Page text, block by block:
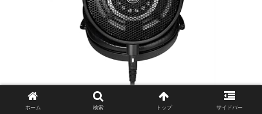
ホーム 検索 トップ サイドバー